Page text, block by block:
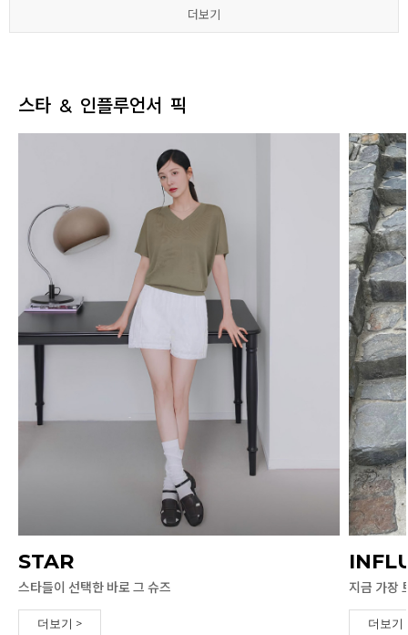
더보기
더보기
더보기
더보기
더보기
더보기
스타 & 인플루언서 픽
STAR
스타들이 선택한 바로 그 슈즈
더보기 >
지금 가장
더보기